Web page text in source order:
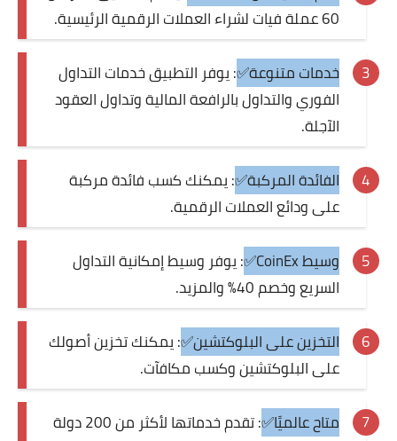
60 عملة فيات لشراء العملات الرقمية الرئيسية.
خدمات متنوعة✅: يوفر التطبيق خدمات التداول
الفوري والتداول بالرافعة المالية وتداول العقود
الآجلة.
الفائدة المركبة✅: يمكنك كسب فائدة مركبة
على ودائع العملات الرقمية.
وسيط CoinEx✅
: يوفر وسيط إمكانية التداول
السريع وخصم 40٪ والمزيد.
التخزين على البلوكتشين✅: يمكنك تخزين أصولك
على البلوكتشين وكسب مكافآت.
متاح عالميًا✅
: تقدم خدماتها لأكثر من 200 دولة